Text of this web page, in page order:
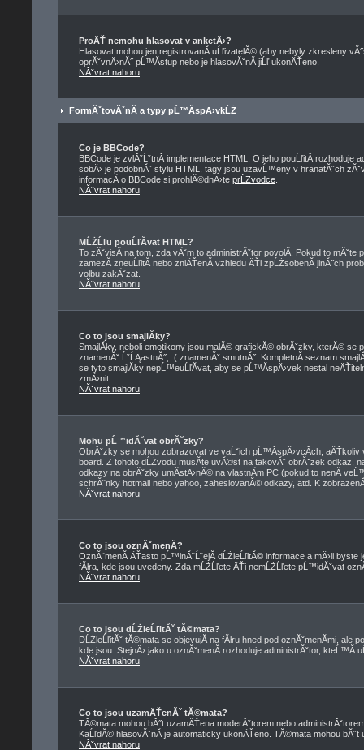
ProÄŤ nemohu hlasovat v anketÄ›?
Hlasovat mohou jen registrovanĂ­ uĹľivatelĂ© (aby nebyly zkresleny
oprĂˇvnÄ›nĂ˝ pĹ™Ă­stup nebo je hlasovĂˇnĂ­ jiĹľ ukonÄŤeno.
NĂˇvrat nahoru
FormĂˇtovĂˇnĂ­ a typy pĹ™Ă­spÄ›vkĹŻ
Co je BBCode?
BBCode je zvlĂˇĹˇtnĂ­ implementace HTML. O jeho pouĹľitĂ­
sobÄ› je podobnĂ˝ stylu HTML, tagy jsou uzavĹ™eny v hranatĂ˝ch
informacĂ­ o BBCode si prohlĂ©dnÄ›te prĹŻvodce
NĂˇvrat nahoru
MĹŻĹľu pouĹľĂ­vat HTML?
To zĂˇvisĂ­ na tom, zda vĂˇm to administrĂˇtor povolĂ­. Pokud to
zamezĂ­ zneuĹľitĂ­ nebo zniÄŤenĂ­ vzhledu ÄŤi zpĹŻsobenĂ­ jinĂ˝ch
volbu zakĂˇzat.
NĂˇvrat nahoru
Co to jsou smajlĂ­ky?
SmajlĂ­ky, neboli emotikony jsou malĂ© grafickĂ© obrĂˇzky, kterĂ©
znamenĂˇ ĹˇĹĄastnĂ˝, :( znamenĂˇ smutnĂ˝. KompletnĂ­ seznam
se tyto smajlĂ­ky nepĹ™euĹľĂ­vat, aby se pĹ™Ă­spÄ›vek nestal
zmÄ›nit.
NĂˇvrat nahoru
Mohu pĹ™idĂˇvat obrĂˇzky?
ObrĂˇzky se mohou zobrazovat ve vaĹˇich pĹ™Ă­spÄ›vcĂ­ch,
board. Z tohoto dĹŻvodu musĂ­te uvĂ©st na takovĂ˝ obrĂˇzek
odkazy na obrĂˇzky umĂ­stÄ›nĂ© na vlastnĂ­m PC (pokud to nenĂ­
schrĂˇnky hotmail nebo yahoo, zaheslovanĂ© odkazy, atd. K
NĂˇvrat nahoru
Co to jsou oznĂˇmenĂ­?
OznĂˇmenĂ­ ÄŤasto pĹ™inĂˇĹˇejĂ­ dĹŻleĹľitĂ© informace a mÄ›li
fĂłra, kde jsou uvedeny. Zda mĹŻĹľete ÄŤi nemĹŻĹľete pĹ™idĂˇvat
NĂˇvrat nahoru
Co to jsou dĹŻleĹľitĂˇ tĂ©mata?
DĹŻleĹľitĂˇ tĂ©mata se objevujĂ­ na fĂłru hned pod oznĂˇmenĂ­mi,
kde jsou. StejnÄ› jako u oznĂˇmenĂ­ rozhoduje administrĂˇtor, kteĹ™Ă­
NĂˇvrat nahoru
Co to jsou uzamÄŤenĂˇ tĂ©mata?
TĂ©mata mohou bĂ˝t uzamÄŤena moderĂˇtorem nebo
KaĹľdĂ© hlasovĂˇnĂ­ je automaticky ukonÄŤeno. TĂ©mata mohou
NĂˇvrat nahoru